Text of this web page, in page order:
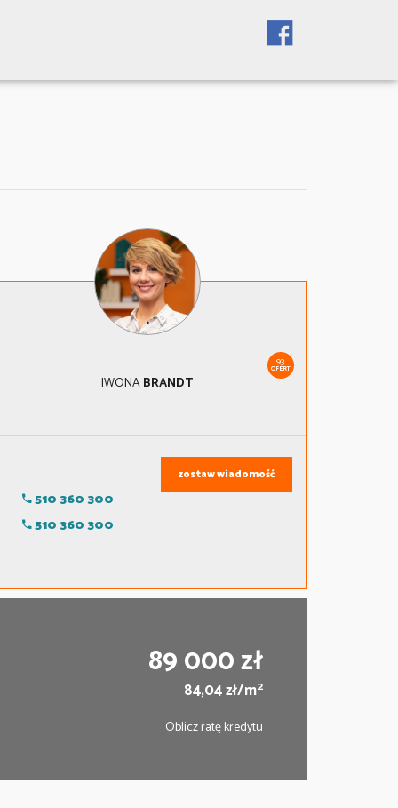
93
OFERT
IWONABRANDT
510 360 300
510 360 300
zostaw wiadomość
89 000 zł
84,04 zł/m2
Oblicz ratę kredytu